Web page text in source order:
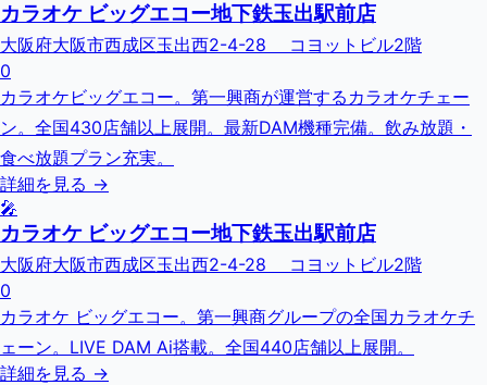
カラオケ ビッグエコー地下鉄玉出駅前店
大阪府大阪市西成区玉出西2-4-28 コヨットビル2階
0
カラオケビッグエコー。第一興商が運営するカラオケチェー
ン。全国430店舗以上展開。最新DAM機種完備。飲み放題・
食べ放題プラン充実。
詳細を見る →
🎤
カラオケ ビッグエコー地下鉄玉出駅前店
大阪府大阪市西成区玉出西2-4-28 コヨットビル2階
0
カラオケ ビッグエコー。第一興商グループの全国カラオケチ
ェーン。LIVE DAM Ai搭載。全国440店舗以上展開。
詳細を見る →